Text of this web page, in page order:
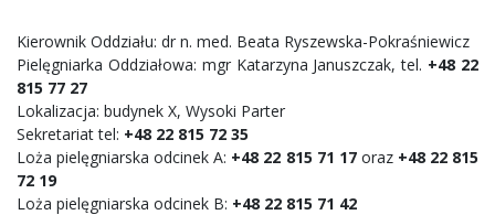
Kierownik Oddziału: dr n. med. Beata Ryszewska-Pokraśniewicz
Pielęgniarka Oddziałowa: mgr Katarzyna Januszczak, tel. +48 22
815 77 27
Lokalizacja: budynek X, Wysoki Parter
Sekretariat tel: +48 22 815 72 35
Loża pielęgniarska odcinek A: +48 22 815 71 17oraz +48 22 815
72 19
Loża pielęgniarska odcinek B: +48 22 815 71 42